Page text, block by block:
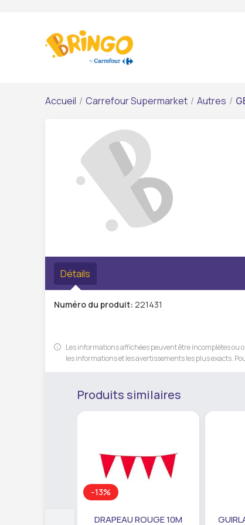
Accueil / Carrefour Supermarket / Autres /
Détails
Numéro du produit: 221431
Les informations affichées peuvent être incomplètes
les informations et les avertissements les plus exacts.
Produits similaires
-13%
DRAPEAU ROUGE 10M